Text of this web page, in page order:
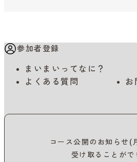
参加者登録
まいまいってなに？
よくある質問
お
コース公開のお知らせ(
受け取ることがで